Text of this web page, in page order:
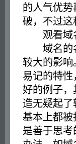
的人气优
破，不过这
观看域
域名的名
较大的影
易记的特
好的例子，
造无疑起
基本上都
是善于思